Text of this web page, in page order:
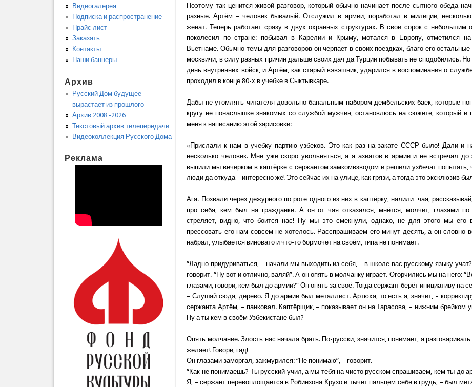
Поэтому так ценится живой разговор, который обычно начинает после сытного обеда
разные. Артём – человек бывалый. Отслужил в армии, поработал в милиции,
женат. Теперь работает сразу в двух охранных структурах. В свои сорок с небольшим
поколесил по стране: побывал в Карелии и Крыму, мотался в Европу, отметился
Вьетнаме. Обычно темы для разговоров он черпает в своих поездках, благо его остальные
москвичи, в силу разных причин дальше своих дач да Турции побывать не сподобились. Но
день внутренних войск, и Артём, как старый вэвэшник, ударился в воспоминания о
проходил в конце 80-х в учебке в Сыктывкаре.
Дабы не утомлять читателя довольно банальным набором дембельских баек, которые
кругу не понаслышке знакомых со службой мужчин, остановлюсь на сюжете, который и
меня к написанию этой зарисовки:
«Прислали к нам в учебку партию узбеков. Это как раз на закате СССР было! Дали и
несколько человек. Мне уже скоро увольняться, а я азиатов в армии и не встречал до
выпили мы вечерком в каптёрке с сержантом замкомвзводом и решили узбечат попытать,
люди да откуда – интересно же! Это сейчас их на улице, как грязи, а тогда это эксклюзив
Ага. Позвали через дежурного по роте одного из них в каптёрку, налили чая,
про себя, кем был на гражданке. А он от чая отказался, мнётся, молчит, глазами по
стреляет, видно, что боится нас! Ну мы это смекнули, однако, не для этого мы его
прессовать его нам совсем не хотелось. Расспрашиваем его минут десять, а он словно
набрал, улыбается виновато и что-то бормочет на своём, типа не понимает.
“Ладно придуриваться, – начали мы выходить из себя, – в школе вас русскому языку
говорит. “Ну вот и отлично, валяй”. А он опять в молчанку играет. Огорчились мы на него:
глазами, говори, кем был до армии?” Он опять за своё. Тогда сержант берёт инициативу на
– Слушай сюда, дерево. Я до армии был металлист. Артюха, то есть я, значит, –
сержанта Артём, – панковал. Каптёрщик, – показывает он на Тарасова, – нижним брейком
Ну а ты кем в своём Узбекистане был?
Опять молчание. Злость нас начала брать. По-русски, значится, понимает, а
желает! Говори, гад!
Он глазами заморгал, зажмурился: “Не понимаю”, – говорит.
“Как не понимаешь? Ты русский учил, а мы тебя на чисто русском спрашиваем, кем ты до
Я, – сержант перевоплощается в Робинзона Крузо и тычет пальцем себе в грудь, – был
Видеогалерея
Подписка и распространение
Прайс лист
Заказать
Контакты
Наши баннеры
Архив
Русский Дом будущее
вырастает из прошлого
Архив 2008 -2026
Текстовый архив телепередачи
Видеоколлекция Русского Дома
Реклама